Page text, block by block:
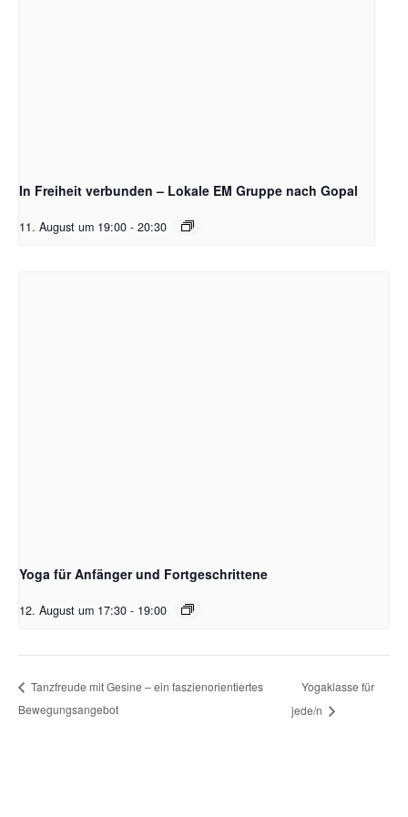
In Freiheit verbunden – Lokale EM Gruppe nach Gopal
11. August um 19:00 - 20:30
Yoga für Anfänger und Fortgeschrittene
12. August um 17:30 - 19:00
Tanzfreude mit Gesine – ein faszienorientiertes
Bewegungsangebot
Yogaklasse für
jede/n